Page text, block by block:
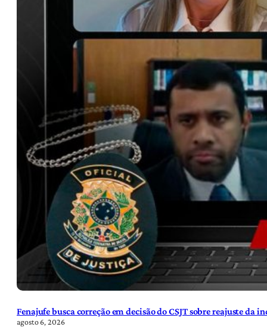
Fenajufe busca correção em decisão do CSJT sobre reajuste da
agosto 6, 2026